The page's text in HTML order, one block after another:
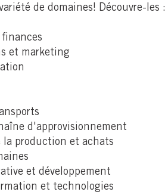
de domaines! Découvre-les :
et marketing
d'approvisionnement
production et achats
et développement
et technologies